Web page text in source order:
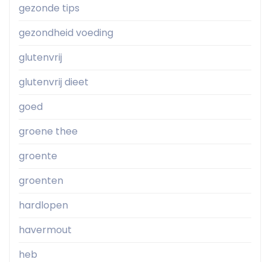
gezonde tips
gezondheid voeding
glutenvrij
glutenvrij dieet
goed
groene thee
groente
groenten
hardlopen
havermout
heb